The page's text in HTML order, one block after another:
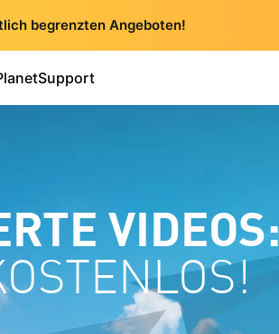
begrenzten Angeboten!
Support
VIDEOS: